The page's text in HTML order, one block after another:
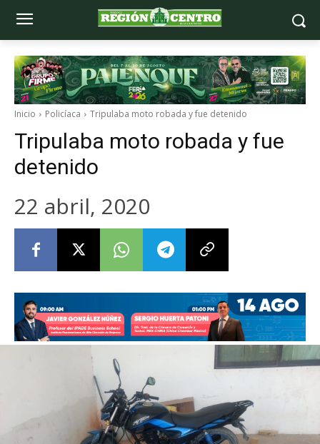
Inicio Policíaca Tripulaba moto robada y fue detenido
Tripulaba moto robada y fue
detenido
22 abril, 2020